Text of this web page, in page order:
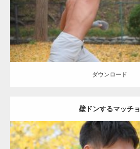
ダウンロード
ダウンロード
壁ドンするマッチョ